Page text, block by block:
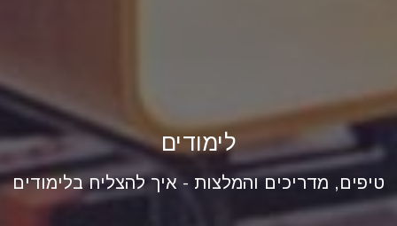
לימודים
טיפים, מדריכים והמלצות - איך להצליח בלימודים